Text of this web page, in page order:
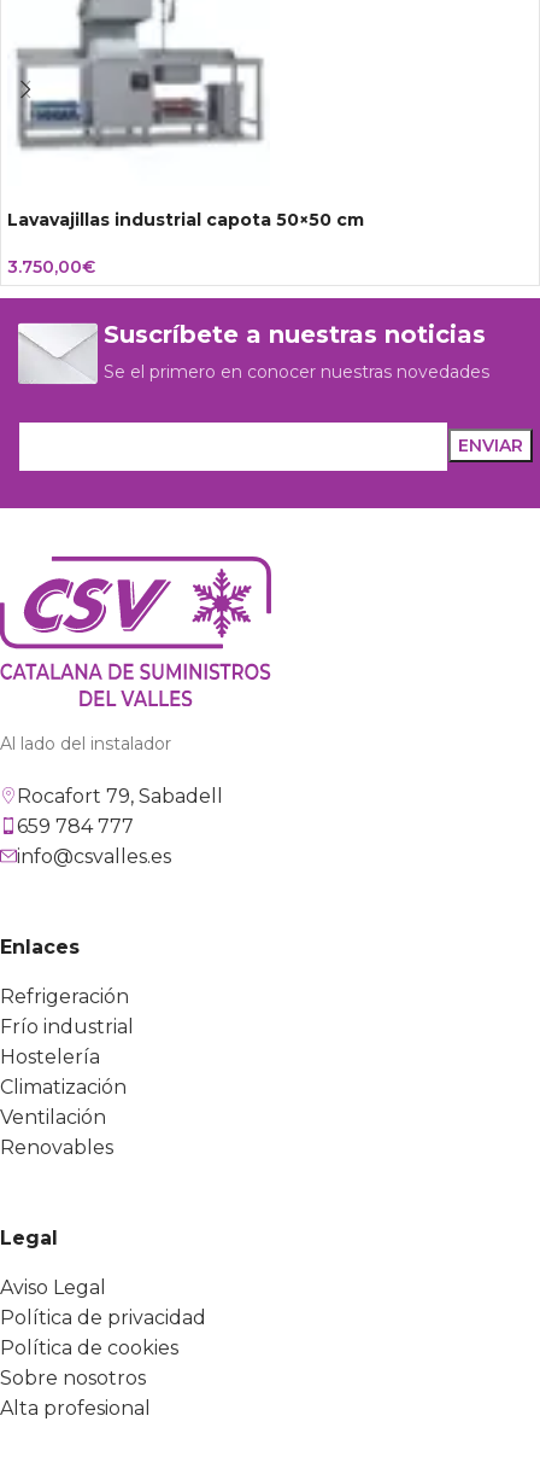
Lavavajillas industrial capota 50×50 cm
3.750,00€
Suscríbete a nuestras noticias
Se el primero en conocer nuestras novedades
Al lado del instalador
Rocafort 79, Sabadell
659 784 777
info@csvalles.es
Enlaces
Refrigeración
Frío industrial
Hostelería
Climatización
Ventilación
Renovables
Legal
Aviso Legal
Política de privacidad
Política de cookies
Sobre nosotros
Alta profesional